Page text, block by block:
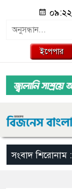
ইপেপার
সংবাদ শিরোনাম :